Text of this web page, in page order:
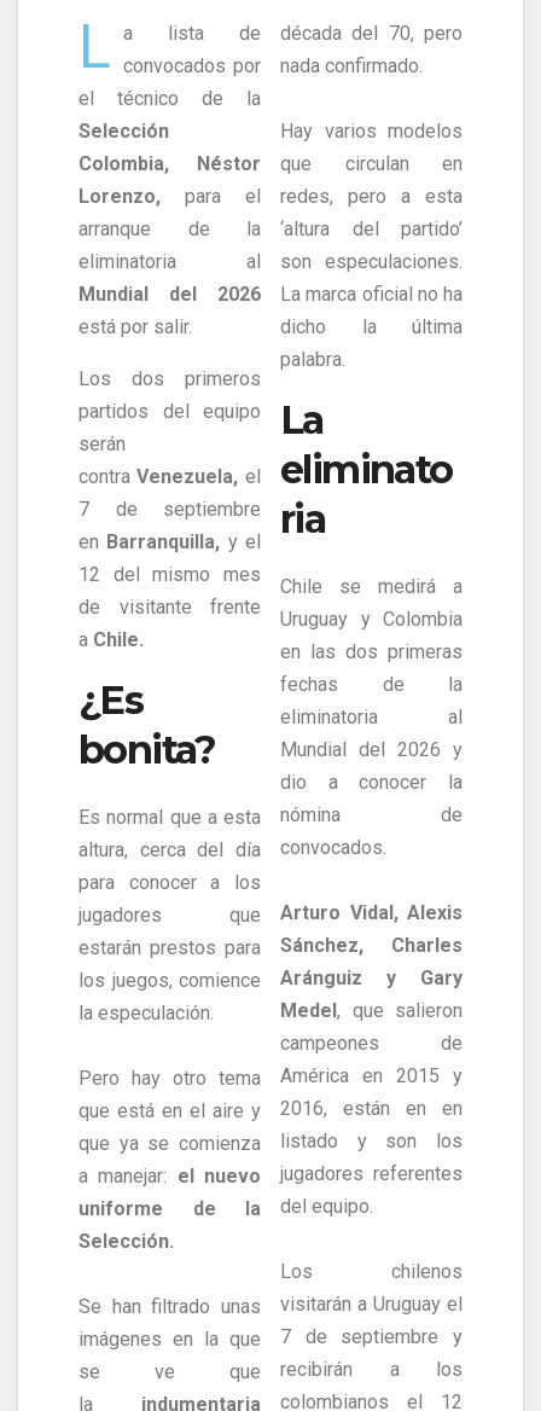
L a lista de
convocados por
el técnico de la
Selección
Colombia, Néstor
Lorenzo, para el
arranque de la
eliminatoria al
Mundial del 2026
está por salir.
Los dos primeros
partidos del equipo
serán
contra Venezuela, el
7 de septiembre
en Barranquilla, y el
12 del mismo mes
de visitante frente
a Chile.
¿Es
bonita?
Es normal que a esta
altura, cerca del día
para conocer a los
jugadores que
estarán prestos para
los juegos, comience
la especulación.
Pero hay otro tema
que está en el aire y
que ya se comienza
a manejar: el nuevo
uniforme de la
Selección.
Se han filtrado unas
imágenes en la que
se ve que
la indumentaria
década del 70, pero
nada confirmado.
Hay varios modelos
que circulan en
redes, pero a esta
‘altura del partido’
son especulaciones.
La marca oficial no ha
dicho la última
palabra.
La
eliminato
ria
Chile se medirá a
Uruguay y Colombia
en las dos primeras
fechas de la
eliminatoria al
Mundial del 2026 y
dio a conocer la
nómina de
convocados.
Arturo Vidal, Alexis
Sánchez, Charles
Aránguiz y Gary
Medel , que salieron
campeones de
América en 2015 y
2016, están en en
listado y son los
jugadores referentes
del equipo.
Los chilenos
visitarán a Uruguay el
7 de septiembre y
recibirán a los
colombianos el 12